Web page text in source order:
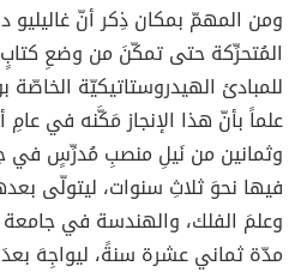
ومن المهمّ بمكان ذِكر أنّ غاليليو
المُتحرِّكة حتى تمكّنَ من وضعِ
للمبادئ الهيدروستاتيكيّة الخاصّة
علماً بأنّ هذا الإنجاز مَكَّنه في
وثمانين من نَيلِ منصبِ مُدرِّسٍ في
فيها نحوَ ثلاثِ سنوات، ليتولّى
وعلمَ الفلك، والهندسة في
مدّة ثماني عشرة سنةً، ليواجِهَ